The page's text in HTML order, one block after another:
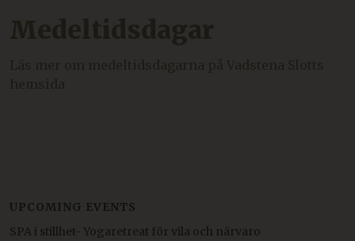
Medeltidsdagar
Läs mer om medeltidsdagarna på Vadstena Slotts
hemsida
UPCOMING EVENTS
SPA i stillhet- Yogaretreat för vila och närvaro